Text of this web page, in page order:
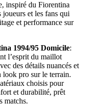
inspiré du Fiorentina
et les fans qui
et performance sur
1994/95 Domicile:
l’esprit du maillot
des détails nuancés et
look pro sur le terrain.
choisis pour
et durabilité, prêt
matchs.